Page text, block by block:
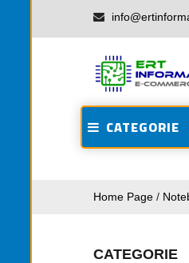
CATEGORIE
Home Page /
CATEGORIE